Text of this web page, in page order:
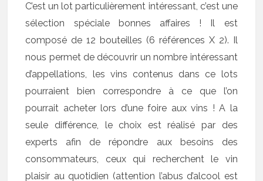
C’est un lot particulièrement intéressant, c’est une
sélection spéciale bonnes affaires ! Il est
composé de 12 bouteilles (6 références X 2). Il
nous permet de découvrir un nombre intéressant
d’appellations, les vins contenus dans ce lots
pourraient bien correspondre à ce que l’on
pourrait acheter lors d’une foire aux vins ! A la
seule différence, le choix est réalisé par des
experts afin de répondre aux besoins des
consommateurs, ceux qui recherchent le vin
plaisir au quotidien (attention l’abus d’alcool est